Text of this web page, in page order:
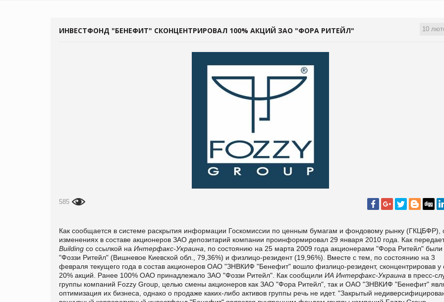
10
ИНВЕСТФОНД "БЕНЕФИТ" СКОНЦЕНТРИРОВАЛ 100% АКЦИЙ ЗАО "ФОРА РИТЕЙЛ"
585
Как сообщается в системе раскрытия информации Госкомиссии по ценным бумагам и фондовому рынку (ГКЦБФР),
изменениях в составе акционеров ЗАО депозитарий компании проинформировал 29 января 2010 года. Как
Building со ссылкой на Интерфакс-Украина , по состоянию на 25 марта 2009 года акционерами "Фора Ритейл"
"Фоззи Ритейл" (Вишневое Киевской обл., 79,36%) и физлицо-резидент (19,96%). Вместе с тем, по состоянию на 3
февраля текущего года в состав акционеров ОАО "ЗНВКИФ "Бенефит" вошло физлицо-резидент, сконцентрировав у
20% акций. Ранее 100% ОАО принадлежало ЗАО "Фоззи Ритейл". Как сообщили ИА Интерфакс-Украина в пресс-
группы компаний Fozzy Group, целью смены акционеров как ЗАО "Фора Ритейл", так и ОАО "ЗНВКИФ "Бенефит"
оптимизация их бизнеса, однако о продаже каких-либо активов группы речь не идет. "Закрытый